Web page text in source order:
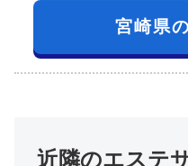
宮崎県
近隣のエステ